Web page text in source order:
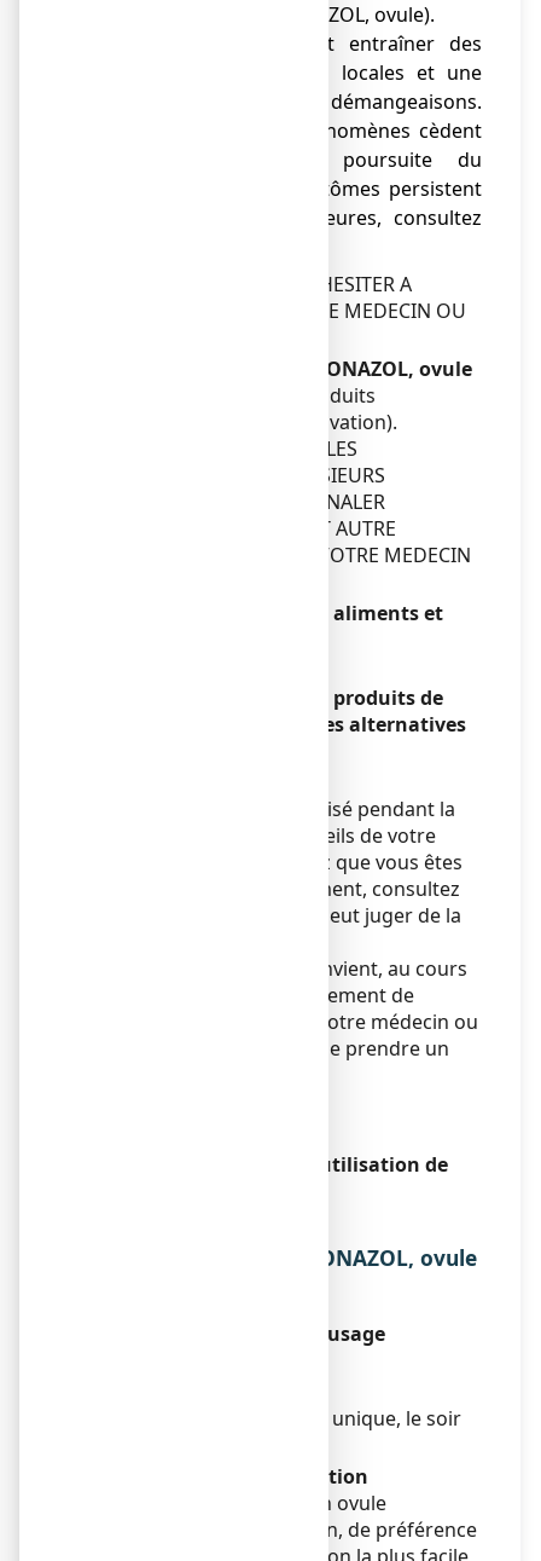
Comment utiliser MONAZOL, ovule).
● Ce traitement peut entraîner des
sensations de brûlures locales et une
augmentation des démangeaisons.
Généralement, ces phénomènes cèdent
spontanément à la poursuite du
traitement. Si les symptômes persistent
au-delà de 24 à 48 heures, consultez
EN CAS DE DOUTE NE PAS HESITER A
DEMANDER L'AVIS DE VOTRE MEDECIN OU
Autres médicaments et MONAZOL, ovule
Ne pas utiliser avec des produits
spermicides (risque d'inactivation).
AFIN D'EVITER D'EVENTUELLES
INTERACTIONS ENTRE PLUSIEURS
MEDICAMENTS IL FAUT SIGNALER
SYSTEMATIQUEMENT TOUT AUTRE
TRAITEMENT EN COURS A VOTRE MEDECIN
MONAZOL, ovule avec des aliments et
MONAZOL, ovule avec des produits de
phytothérapie ou thérapies alternatives
Ce médicament ne sera utilisé pendant la
grossesse que sur les conseils de votre
médecin. Si vous découvrez que vous êtes
enceinte pendant le traitement, consultez
votre médecin car lui seul peut juger de la
D'une façon générale, il convient, au cours
de la grossesse et de l'allaitement de
toujours demander avis à votre médecin ou
à votre pharmacien avant de prendre un
Conduite de véhicules et utilisation de
3. COMMENT UTILISER MONAZOL, ovule
Instructions pour un bon usage
Un ovule en administration unique, le soir
Mode et voie d'administration
Voie vaginale. Introduire un ovule
profondément dans le vagin, de préférence